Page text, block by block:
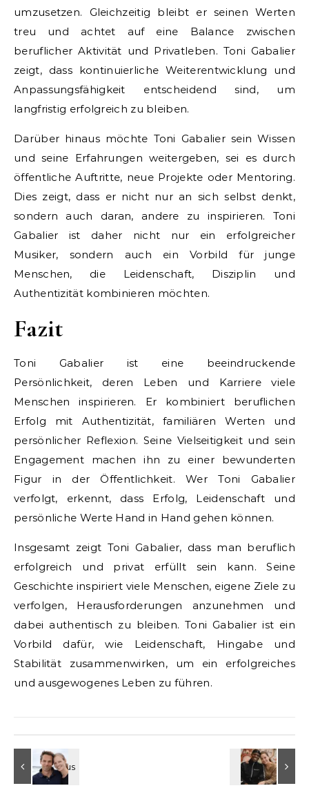
umzusetzen. Gleichzeitig bleibt er seinen Werten
treu und achtet auf eine Balance zwischen
beruflicher Aktivität und Privatleben. Toni Gabalier
zeigt, dass kontinuierliche Weiterentwicklung und
Anpassungsfähigkeit entscheidend sind, um
langfristig erfolgreich zu bleiben.
Darüber hinaus möchte Toni Gabalier sein Wissen
und seine Erfahrungen weitergeben, sei es durch
öffentliche Auftritte, neue Projekte oder Mentoring.
Dies zeigt, dass er nicht nur an sich selbst denkt,
sondern auch daran, andere zu inspirieren. Toni
Gabalier ist daher nicht nur ein erfolgreicher
Musiker, sondern auch ein Vorbild für junge
Menschen, die Leidenschaft, Disziplin und
Authentizität kombinieren möchten.
Fazit
Toni Gabalier ist eine beeindruckende
Persönlichkeit, deren Leben und Karriere viele
Menschen inspirieren. Er kombiniert beruflichen
Erfolg mit Authentizität, familiären Werten und
persönlicher Reflexion. Seine Vielseitigkeit und sein
Engagement machen ihn zu einer bewunderten
Figur in der Öffentlichkeit. Wer Toni Gabalier
verfolgt, erkennt, dass Erfolg, Leidenschaft und
persönliche Werte Hand in Hand gehen können.
Insgesamt zeigt Toni Gabalier, dass man beruflich
erfolgreich und privat erfüllt sein kann. Seine
Geschichte inspiriert viele Menschen, eigene Ziele zu
verfolgen, Herausforderungen anzunehmen und
dabei authentisch zu bleiben. Toni Gabalier ist ein
Vorbild dafür, wie Leidenschaft, Hingabe und
Stabilität zusammenwirken, um ein erfolgreiches
und ausgewogenes Leben zu führen.